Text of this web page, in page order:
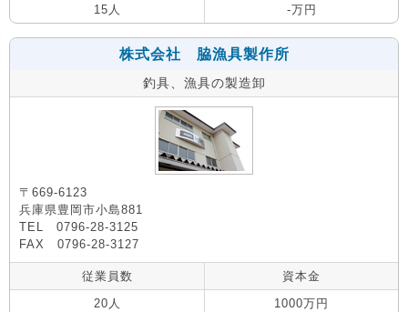
15人
-万円
株式会社 脇漁具製作所
釣具、漁具の製造卸
〒669-6123
兵庫県豊岡市小島881
TEL 0796-28-3125
FAX 0796-28-3127
従業員数
資本金
20人
1000万円